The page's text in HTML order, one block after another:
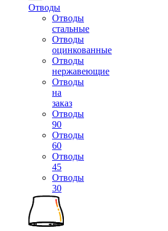
Отводы
Отводы
стальные
Отводы
оцинкованные
Отводы
нержавеющие
Отводы
на
заказ
Отводы
90
Отводы
60
Отводы
45
Отводы
30